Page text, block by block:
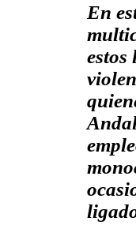
En
estos